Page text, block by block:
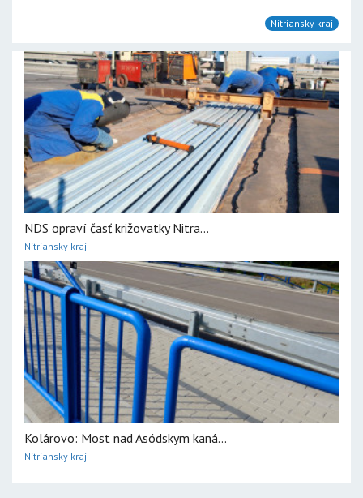
Nitriansky kraj
NDS opraví časť križovatky Nitra...
Nitriansky kraj
Kolárovo: Most nad Asódskym kaná...
Nitriansky kraj